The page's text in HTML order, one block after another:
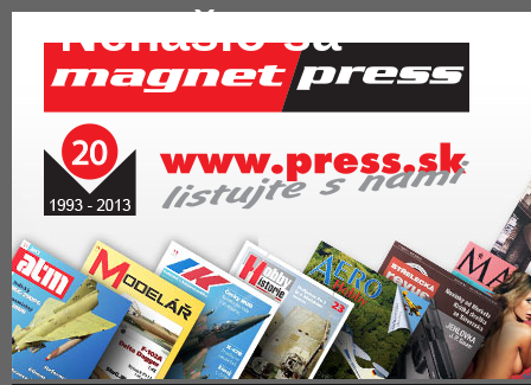
Nenašlo sa